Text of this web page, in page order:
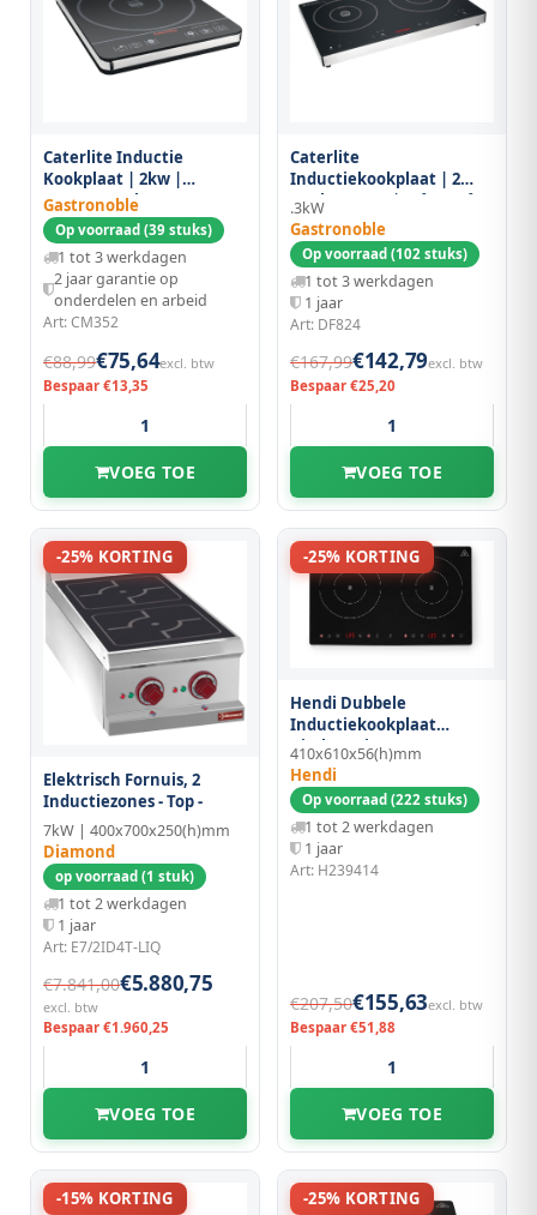
Caterlite Inductie
Kookplaat | 2kw |
295x370x45(h)mm
Gastronoble
Op voorraad (39 stuks)
1 tot 3 werkdagen
2 jaar garantie op
onderdelen en arbeid
Art: CM352
€88,99€75,64excl. btw
Bespaar €13,35
VOEG TOE
Caterlite
Inductiekookplaat | 2
Kookpunten | 60°c/240°c
| 3kw (230v) |
Touchbediening |
608x370x56(h)mm
.3kW
Gastronoble
Op voorraad (102 stuks)
1 tot 3 werkdagen
1 jaar
Art: DF824
€167,99€142,79excl. btw
Bespaar €25,20
VOEG TOE
-25% KORTING
Elektrisch Fornuis, 2
Inductiezones - Top -
7kW | 400x700x250(h)mm
Diamond
op voorraad (1 stuk)
1 tot 2 werkdagen
1 jaar
Art: E7/2ID4T-LIQ
€7.841,00€5.880,75
excl. btw
Bespaar €1.960,25
VOEG TOE
-25% KORTING
Hendi Dubbele
Inductiekookplaat
Kitchen Line
410x610x56(h)mm
Hendi
Op voorraad (222 stuks)
1 tot 2 werkdagen
1 jaar
Art: H239414
€207,50€155,63excl. btw
Bespaar €51,88
VOEG TOE
-15% KORTING -25% KORTING